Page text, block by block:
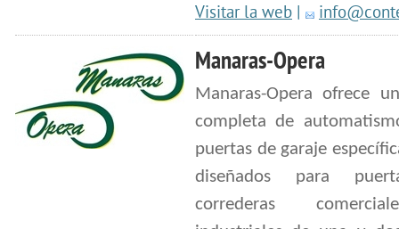
Visitar la web |
Manaras-Opera
Manaras-Opera ofrece
completa de
puertas de garaje
diseñados para
correderas